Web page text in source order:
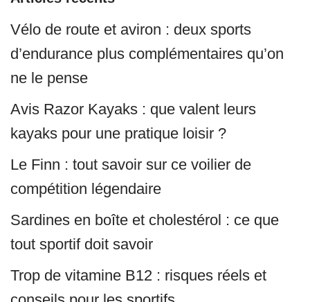
Vélo de route et aviron : deux sports
d’endurance plus complémentaires qu’on
ne le pense
Avis Razor Kayaks : que valent leurs
kayaks pour une pratique loisir ?
Le Finn : tout savoir sur ce voilier de
compétition légendaire
Sardines en boîte et cholestérol : ce que
tout sportif doit savoir
Trop de vitamine B12 : risques réels et